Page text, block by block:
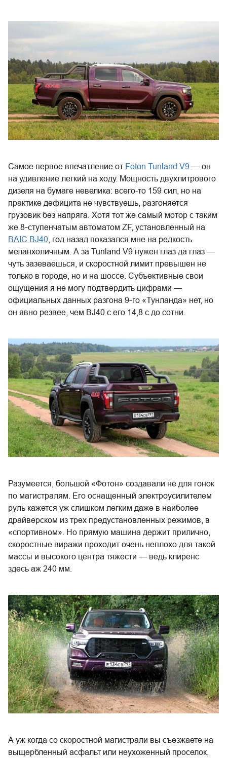
Самое первое впечатление от Foton Tunland V9 — он
на удивление легкий на ходу. Мощность двухлитрового
дизеля на бумаге невелика: всего-то 159 сил, но на
практике дефицита не чувствуешь, разгоняется
грузовик без напряга. Хотя тот же самый мотор с таким
же 8‑ступенчатым автоматом ZF, установленный на
BAIC BJ40 , год назад показался мне на редкость
меланхоличным. А за Tunland V9 нужен глаз да глаз —
чуть зазеваешься, и скоростной лимит превышен не
только в городе, но и на шоссе. Субъективные свои
ощущения я не могу подтвердить цифрами —
официальных данных разгона 9‑го «Тунланда» нет, но
он явно резвее, чем BJ40 с его 14,8 с до сотни.
Разумеется, большой «Фотон» создавали не для гонок
по магистралям. Его оснащенный электроусилителем
руль кажется уж слишком легким даже в наиболее
драйверском из трех предустановленных режимов, в
«спортивном». Но прямую машина держит прилично,
скоростные виражи проходит очень неплохо для такой
массы и высокого центра тяжести — ведь клиренс
здесь аж 240 мм.
А уж когда со скоростной магистрали вы съезжаете на
выщербленный асфальт или неухоженный проселок,